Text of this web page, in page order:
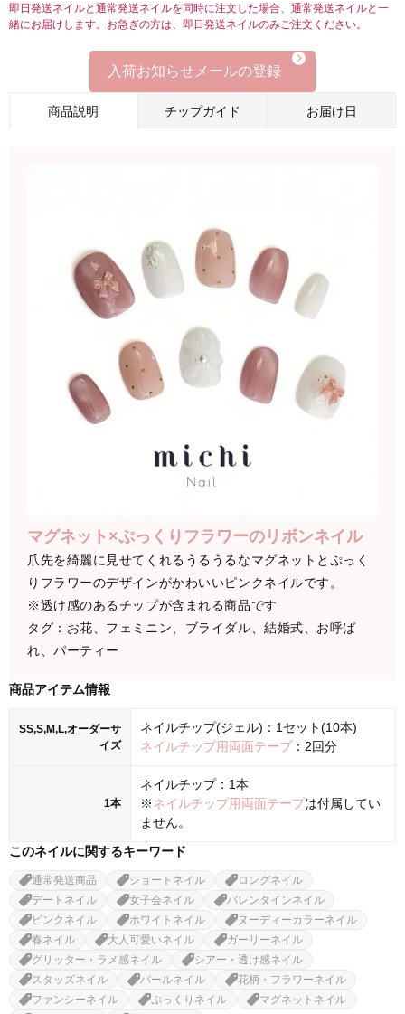
即日発送ネイルと通常発送ネイルを同時に注文した場合、通常発送ネイルと一
緒にお届けします。お急ぎの方は、即日発送ネイルのみご注文ください。
入荷お知らせメールの登録
商品説明 チップガイド お届け日
マグネット×ぷっくりフラワーのリボンネイル
爪先を綺麗に見せてくれるうるうるなマグネットとぷっく
りフラワーのデザインがかわいいピンクネイルです。
※透け感のあるチップが含まれる商品です
タグ：お花、フェミニン、ブライダル、結婚式、お呼ば
れ、パーティー
商品アイテム情報
SS,S,M,L,オーダーサ
イズ
ネイルチップ(ジェル)：1セット(10本)
ネイルチップ用両面テープ：2回分
1本
ネイルチップ：1本
※ネイルチップ用両面テープは付属してい
ません。
このネイルに関するキーワード
通常発送商品 ショートネイル
ロングネイル
デートネイル
女子会ネイル
バレンタインネイル
ピンクネイル
ホワイトネイル
ヌーディーカラーネイル
春ネイル
大人可愛いネイル
ガーリーネイル
グリッター・ラメ感ネイル
シアー・透け感ネイル
スタッズネイル
パールネイル
花柄・フラワーネイル
ファンシーネイル
ぷっくりネイル
マグネットネイル